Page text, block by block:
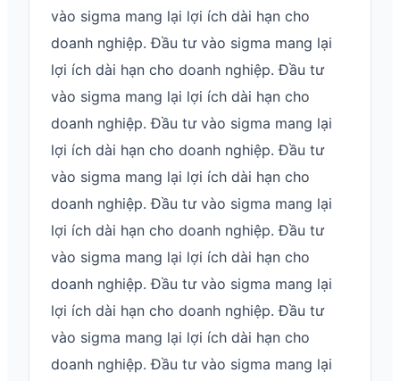
vào sigma mang lại lợi ích dài hạn cho
doanh nghiệp. Đầu tư vào sigma mang lại
lợi ích dài hạn cho doanh nghiệp. Đầu tư
vào sigma mang lại lợi ích dài hạn cho
doanh nghiệp. Đầu tư vào sigma mang lại
lợi ích dài hạn cho doanh nghiệp. Đầu tư
vào sigma mang lại lợi ích dài hạn cho
doanh nghiệp. Đầu tư vào sigma mang lại
lợi ích dài hạn cho doanh nghiệp. Đầu tư
vào sigma mang lại lợi ích dài hạn cho
doanh nghiệp. Đầu tư vào sigma mang lại
lợi ích dài hạn cho doanh nghiệp. Đầu tư
vào sigma mang lại lợi ích dài hạn cho
doanh nghiệp. Đầu tư vào sigma mang lại